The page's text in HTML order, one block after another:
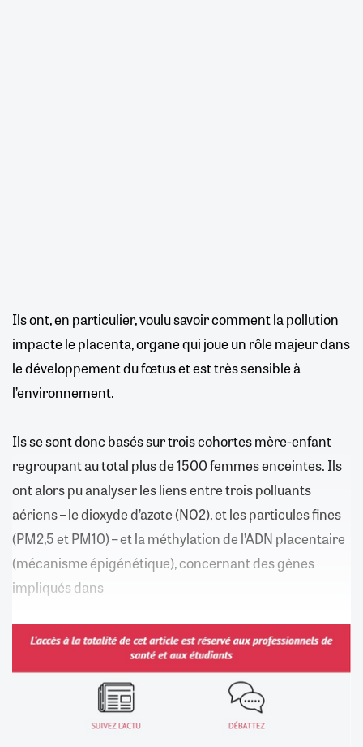
Ils ont, en particulier, voulu savoir comment la pollution
impacte le placenta, organe qui joue un rôle majeur dans
le développement du fœtus et est très sensible à
l’environnement.
Ils se sont donc basés sur trois cohortes mère-enfant
regroupant au total plus de 1500 femmes enceintes. Ils
ont alors pu analyser les liens entre trois polluants
aériens – le dioxyde d’azote (NO2), et les particules fines
(PM2,5 et PM10) – et la méthylation de l’ADN placentaire
(mécanisme épigénétique), concernant des gènes
impliqués dans